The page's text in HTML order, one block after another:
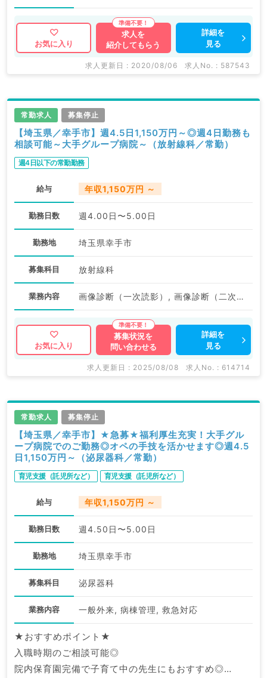
お気に入り
求人を
紹介してもらう
詳細を
見る
求人更新日 : 2020/08/06 求人No. : 587543
常勤求人 募集停止
【埼玉県／幸手市】週4.5日1,150万円～◎週4日勤務も
相談可能～大手グループ病院～（放射線科／常勤）
週4日以下の常勤勤務
給与 年収1,150万円 ～
勤務日数 週4.00日〜5.00日
勤務地 埼玉県幸手市
募集科目 放射線科
業務内容 画像診断（一次読影）, 画像診断（二次読影）, その他
お気に入り
募集状況を
問い合わせる
詳細を
見る
求人更新日 : 2025/08/08 求人No. : 614714
常勤求人 募集停止
【埼玉県／幸手市】★急募★福利厚生充実！大手グル
ープ病院でのご勤務◎オペの手技を活かせます◎週4.5
日1,150万円～（泌尿器科／常勤）
育児支援（託児所など） 育児支援（託児所など）
給与 年収1,150万円 ～
勤務日数 週4.50日〜5.00日
勤務地 埼玉県幸手市
募集科目 泌尿器科
業務内容 一般外来, 病棟管理, 救急対応
★おすすめポイント★
入職時期のご相談可能◎
院内保育園完備で子育て中の先生にもおすすめ◎